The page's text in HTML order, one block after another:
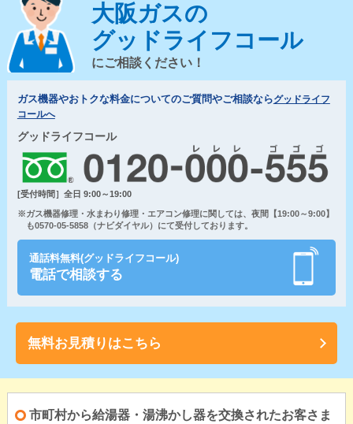
大阪ガスの
グッドライフコール
にご相談ください！
ガス機器やおトクな料金についてのご質問やご相談ならグッドライフ
コールへ
グッドライフコール
[受付時間］全日 9:00～19:00
※ガス機器修理・水まわり修理・エアコン修理に関しては、夜間【19:00～9:00】
も0570-05-5858（ナビダイヤル）にて受付しております。
通話料無料(グッドライフコール)
電話で相談する
無料お見積りはこちら
市町村から給湯器・湯沸かし器を交換されたお客さま